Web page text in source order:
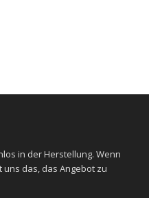
in der Herstellung. Wenn
das, das Angebot zu